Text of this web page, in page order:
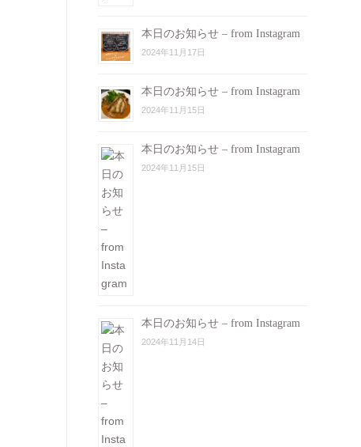
本日のお知らせ – from Instagram
2024年11月17日
本日のお知らせ – from Instagram
2024年11月15日
本日のお知らせ – from Instagram
2024年11月15日
本日のお知らせ – from Instagram
2024年11月14日